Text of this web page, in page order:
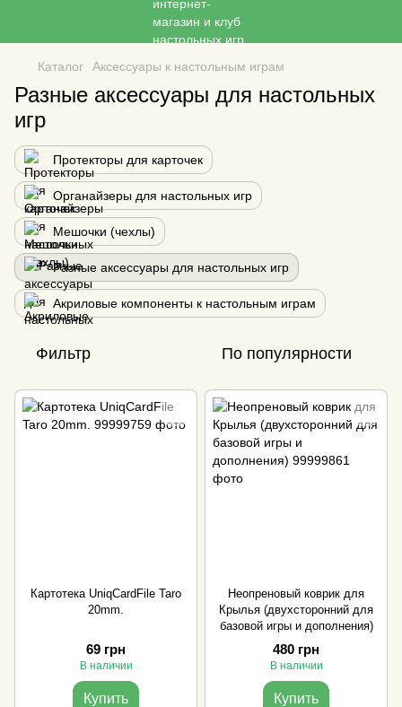
Каталог Аксессуары к настольным играм
Разные аксессуары для настольных
игр
Протекторы для карточек
Органайзеры для настольных игр
Мешочки (чехлы)
Разные аксессуары для настольных игр
Акриловые компоненты к настольным играм
Фильтр По популярности
Картотека UniqCardFile Taro
20mm.
69 грн
В наличии
Купить
Неопреновый коврик для
Крылья (двухсторонний для
базовой игры и дополнения)
480 грн
В наличии
Купить